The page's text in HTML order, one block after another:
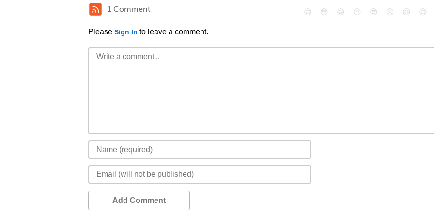
1 Comment
Please Sign In to leave a comment.
😄 😳 😁 😒 😎 😠 😆 😅
Add Comment